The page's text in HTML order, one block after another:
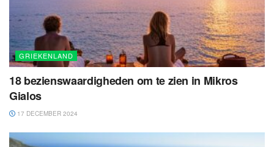
GRIEKENLAND
18 bezienswaardigheden om te zien in Mikros
Gialos
17 DECEMBER 2024